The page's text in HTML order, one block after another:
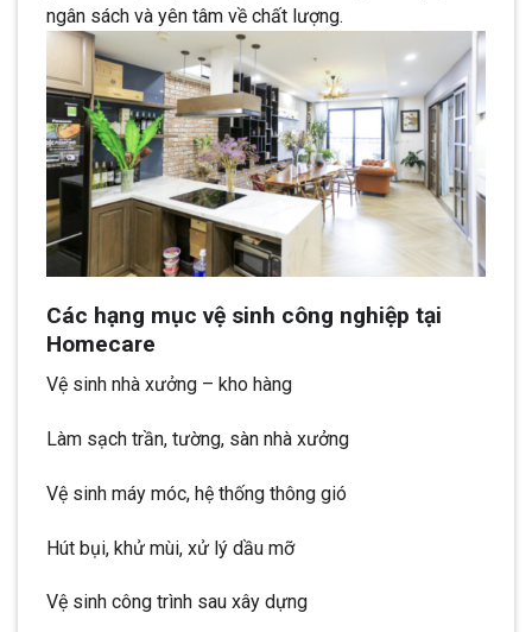
ngân sách và yên tâm về chất lượng.
Các hạng mục vệ sinh công nghiệp tại
Homecare
Vệ sinh nhà xưởng – kho hàng
Làm sạch trần, tường, sàn nhà xưởng
Vệ sinh máy móc, hệ thống thông gió
Hút bụi, khử mùi, xử lý dầu mỡ
Vệ sinh công trình sau xây dựng